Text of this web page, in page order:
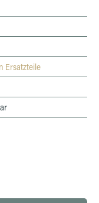
Ersatzteile